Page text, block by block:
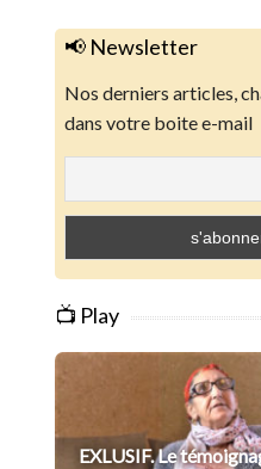
📢 Newsletter
Nos derniers articles,
dans votre boite e-mail
📺 Play
EXLUSIF. Le